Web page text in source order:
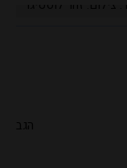
הגב